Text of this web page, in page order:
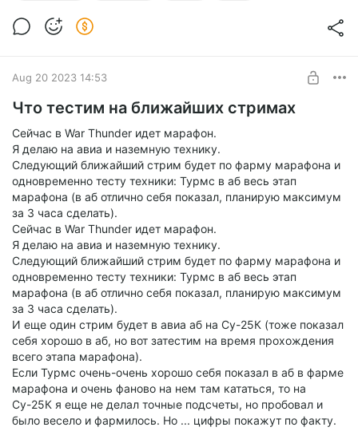
Aug 20 2023 14:53
Что тестим на ближайших стримах
Сейчас в War Thunder идет марафон.
Я делаю на авиа и наземную технику.
Следующий ближайший стрим будет по фарму марафона и
одновременно тесту техники: Турмс в аб весь этап
марафона (в аб отлично себя показал, планирую максимум
за 3 часа сделать).
Сейчас в War Thunder идет марафон.
Я делаю на авиа и наземную технику.
Следующий ближайший стрим будет по фарму марафона и
одновременно тесту техники: Турмс в аб весь этап
марафона (в аб отлично себя показал, планирую максимум
за 3 часа сделать).
И еще один стрим будет в авиа аб на Су-25К (тоже показал
себя хорошо в аб, но вот затестим на время прохождения
всего этапа марафона).
Если Турмс очень-очень хорошо себя показал в аб в фарме
марафона и очень фаново на нем там кататься, то на
Су-25К я еще не делал точные подсчеты, но пробовал и
было весело и фармилось. Но ... цифры покажут по факту.